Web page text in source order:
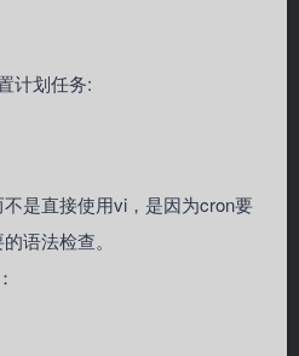
计划任务:
是直接使用vi，是因为cron要
语法检查。